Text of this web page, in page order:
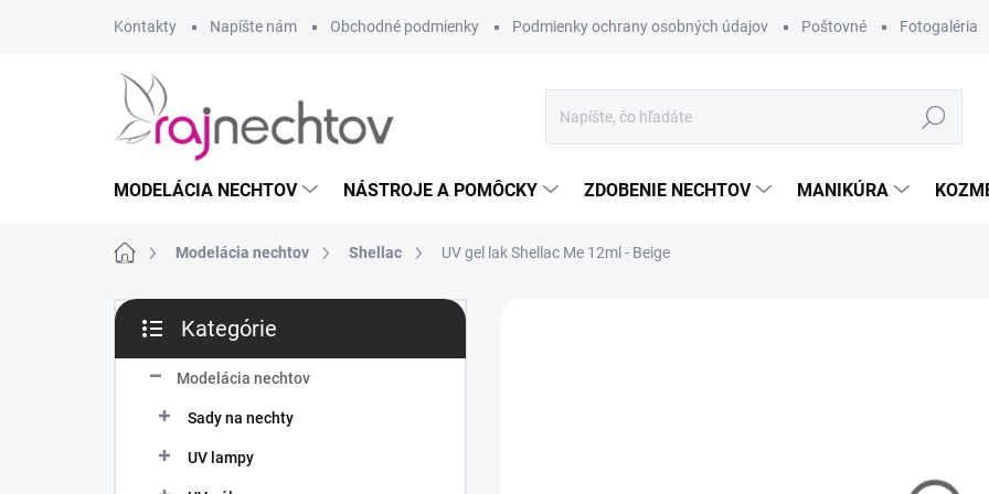
Kontakty Napíšte nám Obchodné podmienky Podmienky ochrany osobných údajov Poštovné Fotogaléria
Hľadať
MODELÁCIA NECHTOV NÁSTROJE A POMÔCKY ZDOBENIE NECHTOV MANIKÚRA
DomovModelácia nechtov Shellac UV gel lak Shellac Me 12ml - Beige
B
č
kategórie
Kategórie
Modelácia nechtov
Sady na nechty
UV lampy